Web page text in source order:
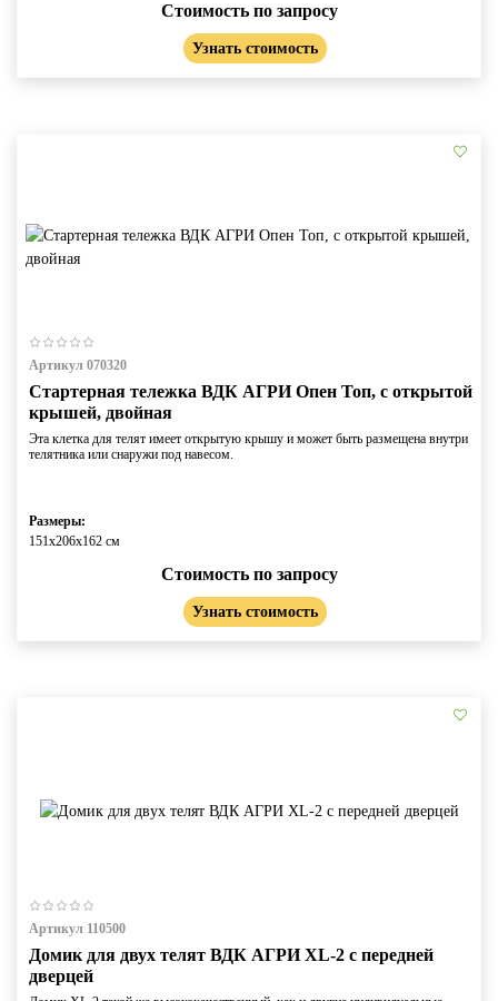
Стоимость по запросу
Узнать стоимость
Артикул 070320
Стартерная тележка ВДК АГРИ Опен Топ, с открытой
крышей, двойная
Эта клетка для телят имеет открытую крышу и может быть размещена внутри
телятника или снаружи под навесом.
Размеры:
151х206х162 см
Стоимость по запросу
Узнать стоимость
Артикул 110500
Домик для двух телят ВДК АГРИ XL-2 c передней
дверцей